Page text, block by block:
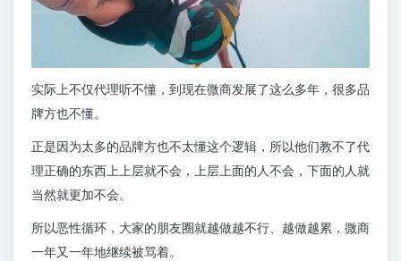
实际上不仅代理听不懂，到现在微商发展了这么多年，很多品
牌方也不懂。
正是因为太多的品牌方也不太懂这个逻辑，所以他们教不了代
理正确的东西上上层就不会，上层上面的人不会，下面的人就
当然就更加不会。
所以恶性循环，大家的朋友圈就越做越不行、越做越累，微商
一年又一年地继续被骂着。